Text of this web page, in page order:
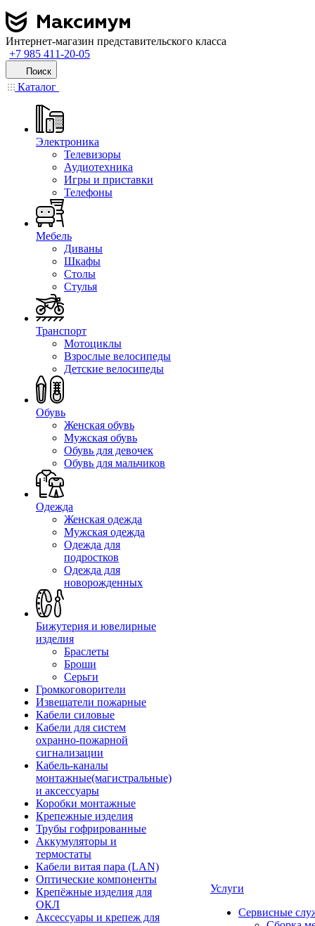
Интернет-магазин представительского класса
+7 985 411-20-05
Поиск
Каталог
Электроника
Телевизоры
Аудиотехника
Игры и приставки
Телефоны
Мебель
Диваны
Шкафы
Столы
Стулья
Транспорт
Мотоциклы
Взрослые велосипеды
Детские велосипеды
Обувь
Женская обувь
Мужская обувь
Обувь для девочек
Обувь для мальчиков
Одежда
Женская одежда
Мужская одежда
Одежда для
подростков
Одежда для
новорожденных
Бижутерия и ювелирные
изделия
Браслеты
Броши
Серьги
Громкоговорители
Извещатели пожарные
Кабели силовые
Кабели для систем
охранно-пожарной
сигнализации
Кабель-каналы
монтажные(магистральные)
и аксессуары
Коробки монтажные
Крепежные изделия
Трубы гофрированные
Аккумуляторы и
термостаты
Кабели витая пара (LAN)
Оптические компоненты
Крепёжные изделия для
ОКЛ
Аксессуары и крепеж для
Услуги
Сервисные